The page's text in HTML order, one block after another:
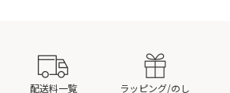
配送料一覧 ラッピング/のし